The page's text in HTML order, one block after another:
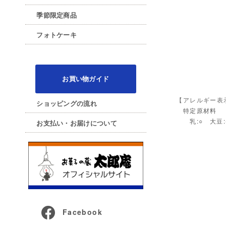
季節限定商品
フォトケーキ
お買い物ガイド
ショッピングの流れ
お支払い・お届けについて
Facebook
【アレルギー表
特定原材料
乳:○ 大豆:○